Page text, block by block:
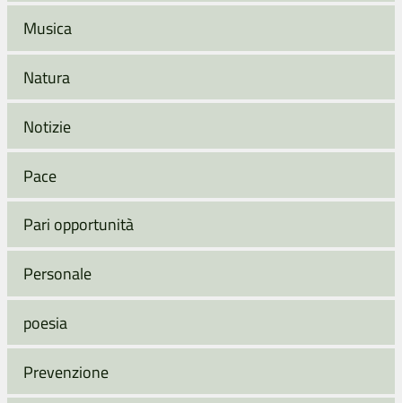
Musica
Natura
Notizie
Pace
Pari opportunità
Personale
poesia
Prevenzione